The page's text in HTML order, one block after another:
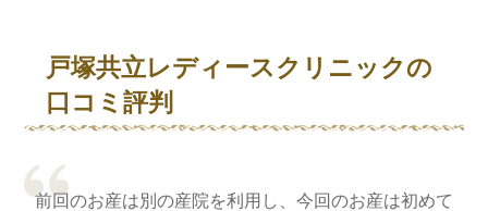
戸塚共立レディースクリニックの
口コミ評判
前回のお産は別の産院を利用し、今回のお産は初めて